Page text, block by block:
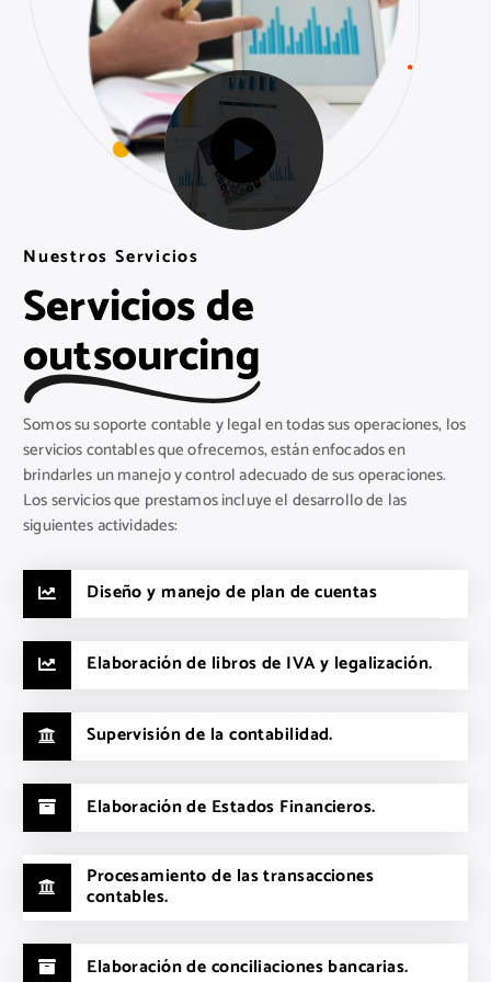
SAKSOFT
Nuestros Servicios
SAKSOFT
Servicios de
outsourcing
Somos su soporte contable y legal en todas sus operaciones, los
servicios contables que ofrecemos, están enfocados en
brindarles un manejo y control adecuado de sus operaciones.
Los servicios que prestamos incluye el desarrollo de las
siguientes actividades:
Diseño y manejo de plan de cuentas
Elaboración de libros de IVA y legalización.
Supervisión de la contabilidad.
Elaboración de Estados Financieros.
Procesamiento de las transacciones
contables.
Elaboración de conciliaciones bancarias.